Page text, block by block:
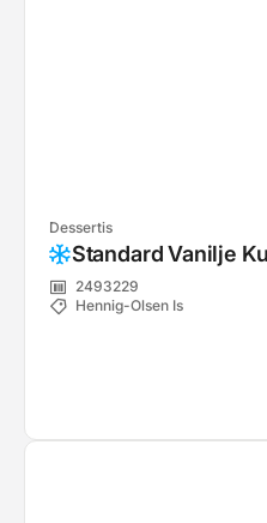
Dessertis
Standard Vanilje
2493229
Hennig-Olsen Is